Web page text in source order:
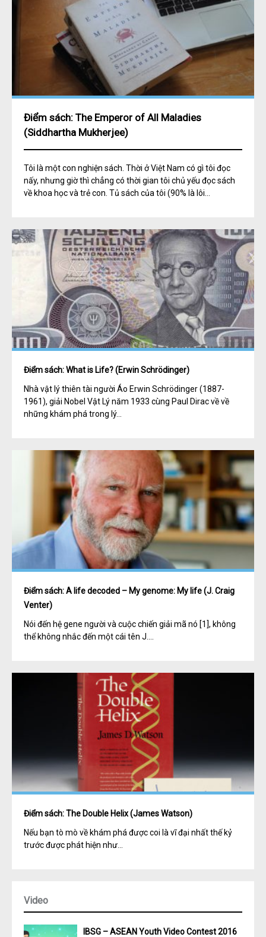
Điểm sách: The Emperor of All Maladies
(Siddhartha Mukherjee)
Tôi là một con nghiện sách. Thời ở Việt Nam có gì tôi đọc
nấy, nhưng giờ thì chẳng có thời gian tôi chủ yếu đọc sách
về khoa học và trẻ con. Tủ sách của tôi (90% là lôi...
Điểm sách: What is Life? (Erwin Schrödinger)
Nhà vật lý thiên tài người Áo Erwin Schrödinger (1887-
1961), giải Nobel Vật Lý năm 1933 cùng Paul Dirac về về
những khám phá trong lý...
Điểm sách: A life decoded – My genome: My life (J. Craig
Venter)
Nói đến hệ gene người và cuộc chiến giải mã nó [1], không
thể không nhắc đến một cái tên J....
Điểm sách: The Double Helix (James Watson)
Nếu bạn tò mò về khám phá được coi là vĩ đại nhất thế kỷ
trước được phát hiện như...
Video
IBSG – ASEAN Youth Video Contest 2016